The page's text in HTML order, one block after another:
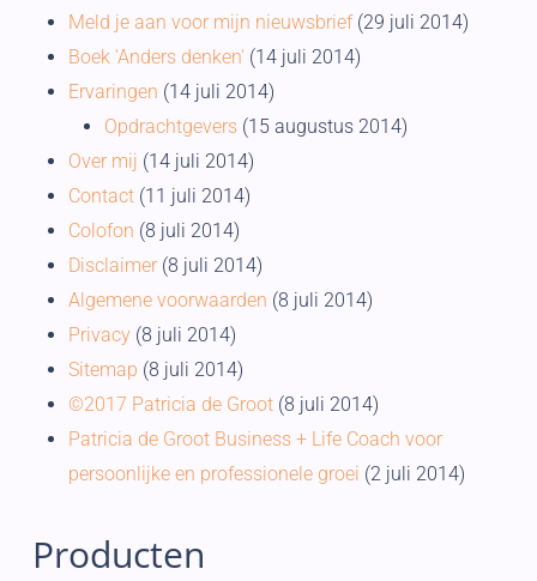
Meld je aan voor mijn nieuwsbrief (29 juli 2014)
Boek 'Anders denken' (14 juli 2014)
Ervaringen (14 juli 2014)
Opdrachtgevers (15 augustus 2014)
Over mij (14 juli 2014)
Contact (11 juli 2014)
Colofon (8 juli 2014)
Disclaimer (8 juli 2014)
Algemene voorwaarden (8 juli 2014)
Privacy (8 juli 2014)
Sitemap (8 juli 2014)
©2017 Patricia de Groot (8 juli 2014)
Patricia de Groot Business + Life Coach voor
persoonlijke en professionele groei (2 juli 2014)
Producten